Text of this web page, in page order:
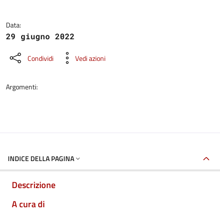
Data:
29 giugno 2022
Condividi Vedi azioni
Argomenti:
INDICE DELLA PAGINA
Descrizione
A cura di